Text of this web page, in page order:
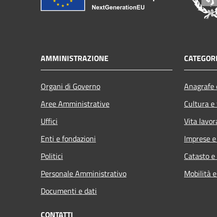
AMMINISTRAZIONE
Organi di Governo
Aree Amministrative
Uffici
Enti e fondazioni
Politici
Personale Amministrativo
Documenti e dati
Cultura
Vita
Imprese
Catasto
Mobilità